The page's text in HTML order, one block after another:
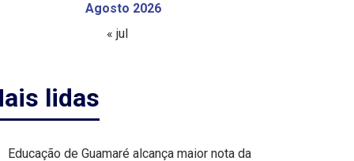
Agosto 2026
« jul
lidas
Educação de Guamaré alcança maior nota da